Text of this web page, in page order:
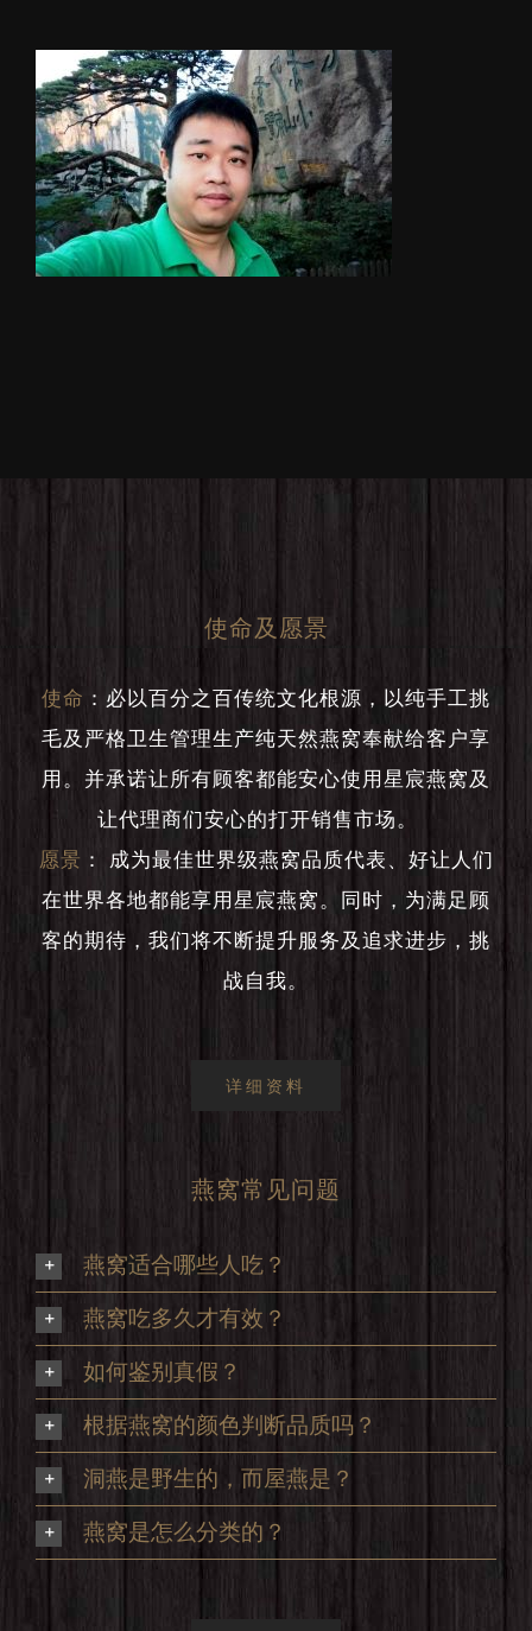
使命及愿景
使命 ： 必以百分之百传统文化根源，以纯手工挑
毛及严格卫生管理生产纯天然燕窝奉献给客户享
用。并承诺让所有顾客都能安心使用星宸燕窝及
让代理商们安心的打开销售市场。
愿景 ：
成为最佳世界级燕窝品质代表、好让人们
在世界各地都能享用星宸燕窝。同时，为满足顾
客的期待，我们将不断提升服务及追求进步，挑
战自我。
详细资料
燕窝常见问题
燕窝适合哪些人吃？
燕窝吃多久才有效？
如何鉴别真假？
根据燕窝的颜色判断品质吗？
洞燕是野生的，而屋燕是？
燕窝是怎么分类的？